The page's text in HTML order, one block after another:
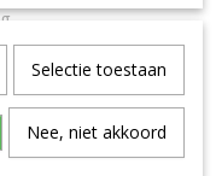
selenium biologisch 1
Magnesium Oxide,
Selectie toestaan
Nee, niet akkoord